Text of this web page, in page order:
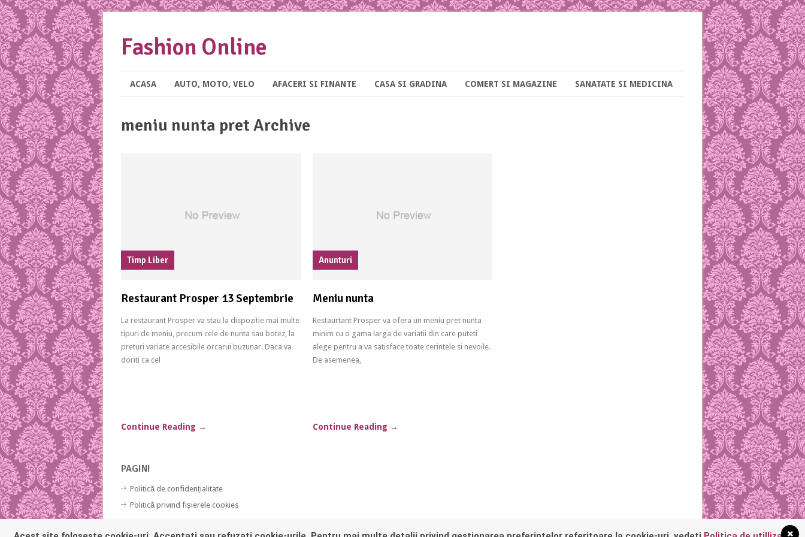
Fashion Online
ACASA AUTO, MOTO, VELO AFACERI SI FINANTE CASA SI GRADINA COMERT SI MAGAZINE SANATATE SI MEDICINA
meniu nunta pret Archive
Timp Liber
Restaurant Prosper 13 Septembrie
La restaurant Prosper va stau la dispozitie mai multe
tipuri de meniu, precum cele de nunta sau botez, la
preturi variate accesibile orcarui buzunar. Daca va
doriti ca cel
Continue Reading →
Anunturi
Meniu nunta
Restaurtant Prosper va ofera un meniu pret nunta
minim cu o gama larga de variatii din care puteti
alege pentru a va satisface toate cerintele si nevoile.
De asemenea,
Continue Reading →
PAGINI
Politică de confidențialitate
Politică privind fișierele cookies